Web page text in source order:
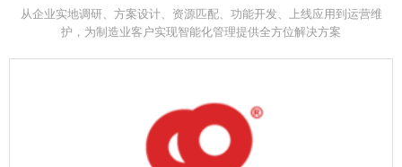
从企业实地调研、方案设计、资源匹配、功能开发、上线应用到运营维
护，为制造业客户实现智能化管理提供全方位解决方案